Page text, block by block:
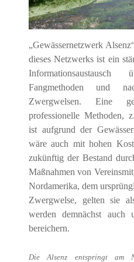
„Gewässernetzwerk
dieses Netzwerks ist ein
Fangmethoden und
Zwergwelsen. Eine
professionelle Methoden,
ist aufgrund der
wäre auch mit hohen
zukünftig der Bestand
Maßnahmen von
Nordamerika, dem
Zwergwelse, gelten sie
werden demnächst auch
bereichern.
Die Alsenz entspringt am